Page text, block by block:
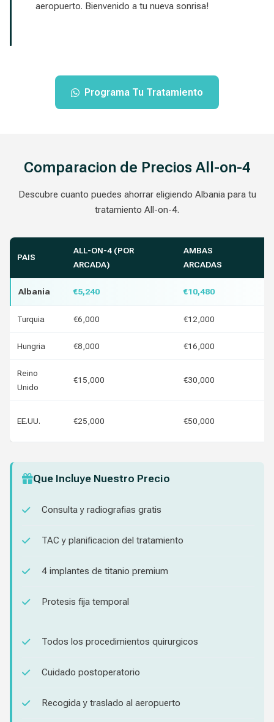
aeropuerto. Bienvenido a tu nueva sonrisa!
Programa Tu Tratamiento
Comparacion de Precios All-on-4
Descubre cuanto puedes ahorrar eligiendo Albania para tu
tratamiento All-on-4.
PAIS
ALL-ON-4 (POR
ARCADA)
AMBAS
ARCADAS
Albania €5,240 €10,480
Turquia €6,000 €12,000
Hungria €8,000 €16,000
Reino
Unido
€15,000 €30,000
EE.UU. €25,000 €50,000
Que Incluye Nuestro Precio
Consulta y radiografias gratis
TAC y planificacion del tratamiento
4 implantes de titanio premium
Protesis fija temporal
Todos los procedimientos quirurgicos
Cuidado postoperatorio
Recogida y traslado al aeropuerto